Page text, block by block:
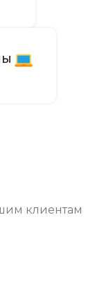
клиентам